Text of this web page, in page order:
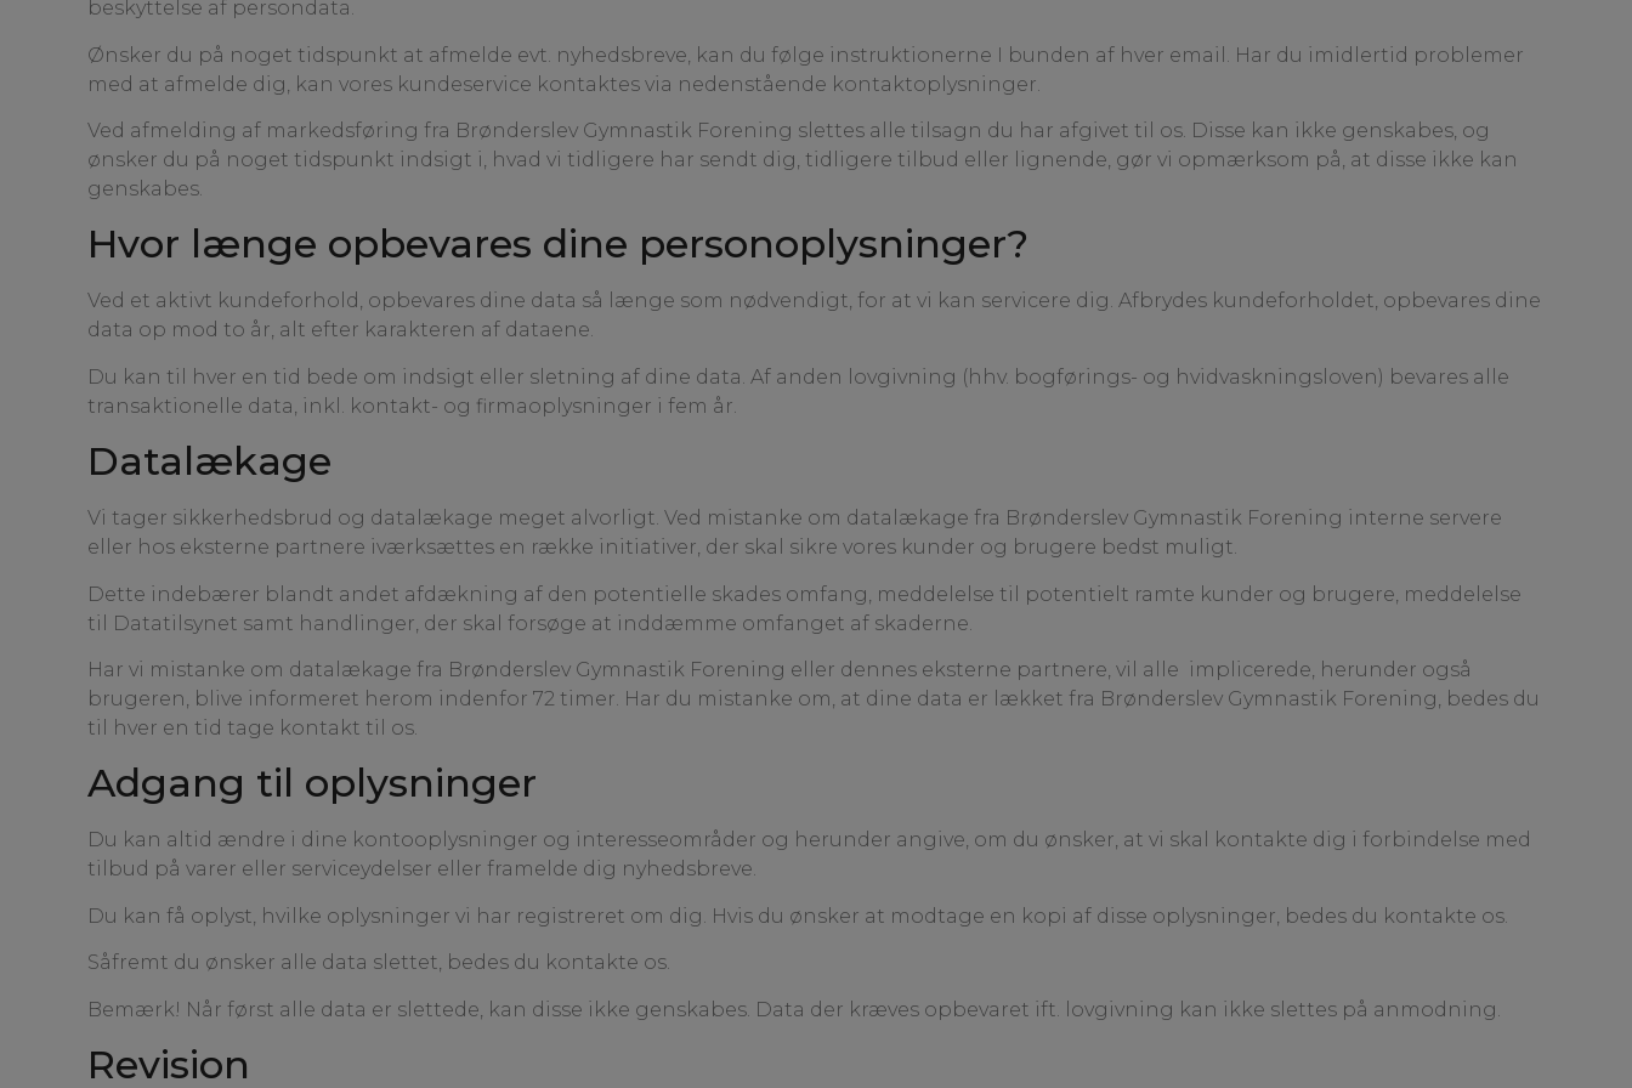
beskyttelse af persondata.
Ønsker du på noget tidspunkt at afmelde evt. nyhedsbreve, kan du følge instruktionerne I bunden af hver email. Har du imidlertid problemer
med at afmelde dig, kan vores kundeservice kontaktes via nedenstående kontaktoplysninger.
Ved afmelding af markedsføring fra Brønderslev Gymnastik Forening slettes alle tilsagn du har afgivet til os. Disse kan ikke genskabes, og
ønsker du på noget tidspunkt indsigt i, hvad vi tidligere har sendt dig, tidligere tilbud eller lignende, gør vi opmærksom på, at disse ikke kan
genskabes.
Hvor længe opbevares dine personoplysninger?
Ved et aktivt kundeforhold, opbevares dine data så længe som nødvendigt, for at vi kan servicere dig. Afbrydes kundeforholdet, opbevares dine
data op mod to år, alt efter karakteren af dataene.
Du kan til hver en tid bede om indsigt eller sletning af dine data. Af anden lovgivning (hhv. bogførings- og hvidvaskningsloven) bevares alle
transaktionelle data, inkl. kontakt- og firmaoplysninger i fem år.
Datalækage
Vi tager sikkerhedsbrud og datalækage meget alvorligt. Ved mistanke om datalækage fra Brønderslev Gymnastik Forening interne servere
eller hos eksterne partnere iværksættes en række initiativer, der skal sikre vores kunder og brugere bedst muligt.
Dette indebærer blandt andet afdækning af den potentielle skades omfang, meddelelse til potentielt ramte kunder og brugere, meddelelse
til Datatilsynet samt handlinger, der skal forsøge at inddæmme omfanget af skaderne.
Har vi mistanke om datalækage fra Brønderslev Gymnastik Forening eller dennes eksterne partnere, vil alle implicerede, herunder også
brugeren, blive informeret herom indenfor 72 timer. Har du mistanke om, at dine data er lækket fra Brønderslev Gymnastik Forening, bedes du
til hver en tid tage kontakt til os.
Adgang til oplysninger
Du kan altid ændre i dine kontooplysninger og interesseområder og herunder angive, om du ønsker, at vi skal kontakte dig i forbindelse med
tilbud på varer eller serviceydelser eller framelde dig nyhedsbreve.
Du kan få oplyst, hvilke oplysninger vi har registreret om dig. Hvis du ønsker at modtage en kopi af disse oplysninger, bedes du kontakte os.
Såfremt du ønsker alle data slettet, bedes du kontakte os.
Bemærk! Når først alle data er slettede, kan disse ikke genskabes. Data der kræves opbevaret ift. lovgivning kan ikke slettes på anmodning.
Revision